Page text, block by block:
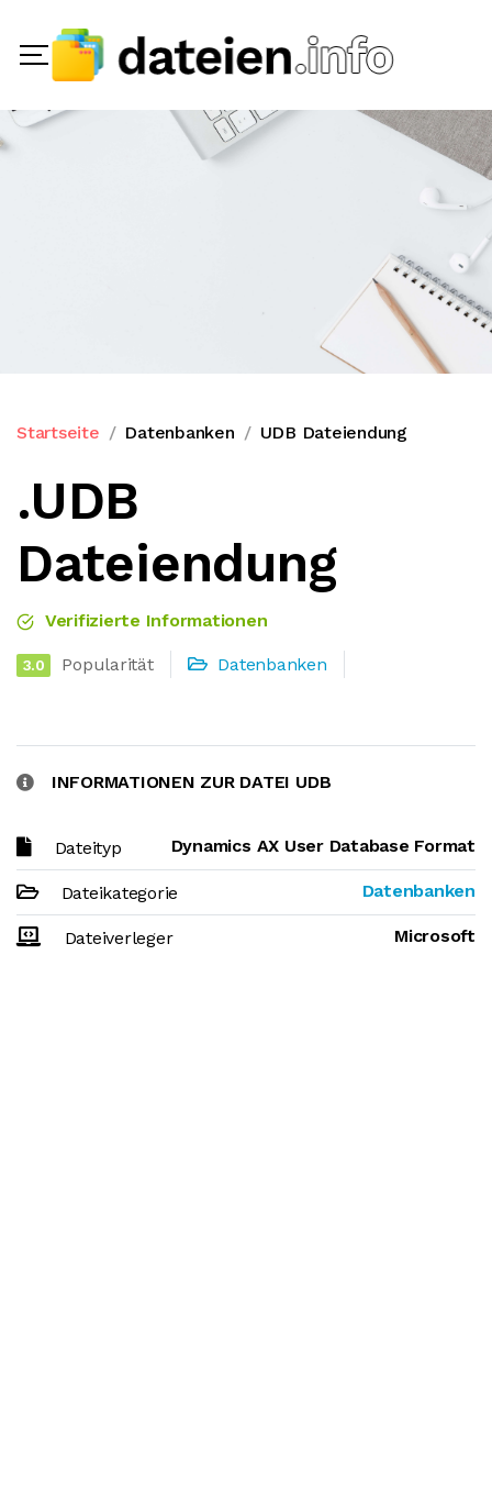
Startseite Datenbanken UDB Dateiendung
.UDB
Dateiendung
Verifizierte Informationen
3.0 Popularität Datenbanken
INFORMATIONEN ZUR DATEI UDB
Dateityp Dynamics AX User Database Format
Dateikategorie Datenbanken
Dateiverleger Microsoft